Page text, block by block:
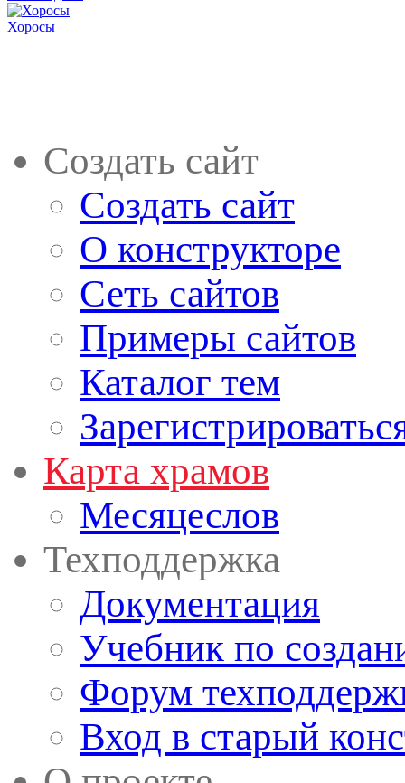
Хоросы
Создать сайт
Создать сайт
О конструкторе
Сеть сайтов
Примеры сайтов
Каталог тем
Карта храмов
Месяцеслов
Техподдержка
Документация
Учебник по
Форум
Вход в старый